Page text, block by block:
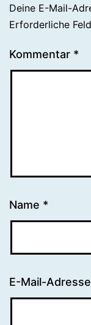
Deine E-Mail-
Erforderliche
Kommentar *
Name *
E-Mail-Adresse